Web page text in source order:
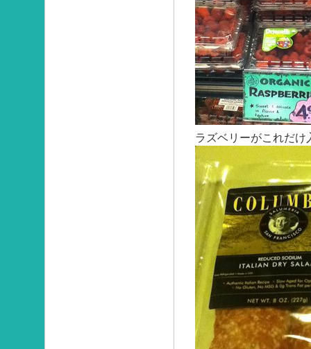
ラズベリーがこれだけ